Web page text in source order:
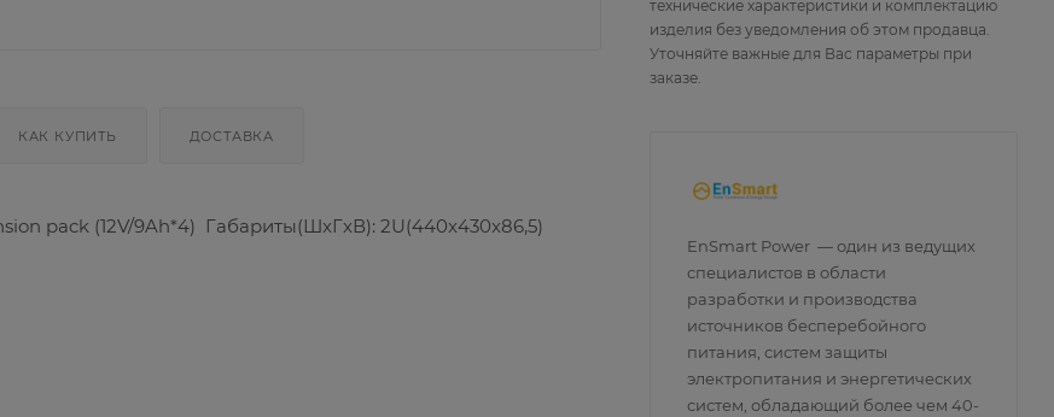
КАК КУПИТЬ ДОСТАВКА
pack (12V/9Ah*4) Габариты(ШxГxВ): 2U(440x430x86,5)
технические характеристики и комплектацию
изделия без уведомления об этом продавца.
Уточняйте важные для Вас параметры при
заказе.
EnSmart Power — один из ведущих
специалистов в области
разработки и производства
источников бесперебойного
питания, систем защиты
электропитания и энергетических
систем, обладающий более чем 40-